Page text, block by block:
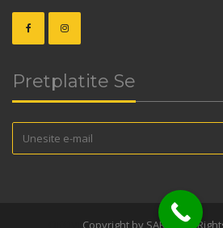
Pretplatite Se
Copyright by SARKA. All